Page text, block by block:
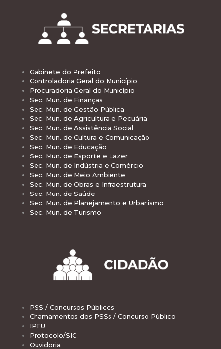
Gabinete do Prefeito
Controladoria Geral do Município
Procuradoria Geral do Município
Sec. Mun. de Finanças
Sec. Mun. de Gestão Pública
Sec. Mun. de Agricultura e Pecuária
Sec. Mun. de Assistência Social
Sec. Mun. de Cultura e Comunicação
Sec. Mun. de Educação
Sec. Mun. de Esporte e Lazer
Sec. Mun. de Indústria e Comércio
Sec. Mun. de Meio Ambiente
Sec. Mun. de Obras e Infraestrutura
Sec. Mun. de Saúde
Sec. Mun. de Planejamento e Urbanismo
Sec. Mun. de Turismo
PSS / Concursos Públicos
Chamamentos dos PSSs / Concurso Público
IPTU
Protocolo/SIC
Ouvidoria